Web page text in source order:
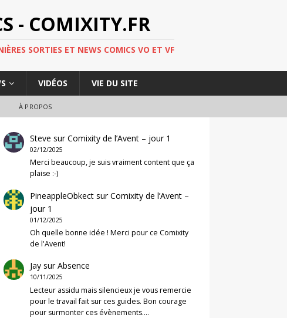
- COMIXITY.FR
SORTIES ET NEWS COMICS VO ET VF
VIDÉOS VIE DU SITE
À PROPOS
Steve surComixity de l’Avent – jour 1
02/12/2025
Merci beaucoup, je suis vraiment content que ça
plaise :-)
PineappleObkect surComixity de l’Avent –
jour 1
01/12/2025
Oh quelle bonne idée ! Merci pour ce Comixity
de l'Avent!
Jay surAbsence
10/11/2025
Lecteur assidu mais silencieux je vous remercie
pour le travail fait sur ces guides. Bon courage
pour surmonter ces évènements.…